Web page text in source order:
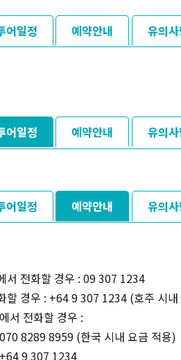
어일정 예약안내 유의
어일정 예약안내 유의
어일정 예약안내 유의
서 전화할 경우 : 09 307 1234
할 경우 : +64 9 307 1234 (호주 시
서 전화할 경우 :
8289 8959 (한국 시내 요금 적용)
9 307 1234